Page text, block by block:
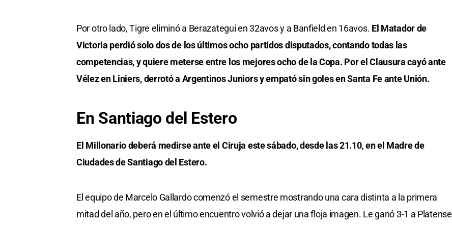
Por otro lado, Tigre eliminó a Berazategui en 32avos y a Banfield en 16avos. El Matador de
Victoria perdió solo dos de los últimos ocho partidos disputados, contando todas las
competencias, y quiere meterse entre los mejores ocho de la Copa. Por el Clausura cayó ante
Vélez en Liniers, derrotó a Argentinos Juniors y empató sin goles en Santa Fe ante Unión.
En Santiago del Estero
El Millonario deberá medirse ante el Ciruja este sábado, desde las 21.10, en el Madre de
Ciudades de Santiago del Estero.
El equipo de Marcelo Gallardo comenzó el semestre mostrando una cara distinta a la primera
mitad del año, pero en el último encuentro volvió a dejar una floja imagen. Le ganó 3-1 a Platense